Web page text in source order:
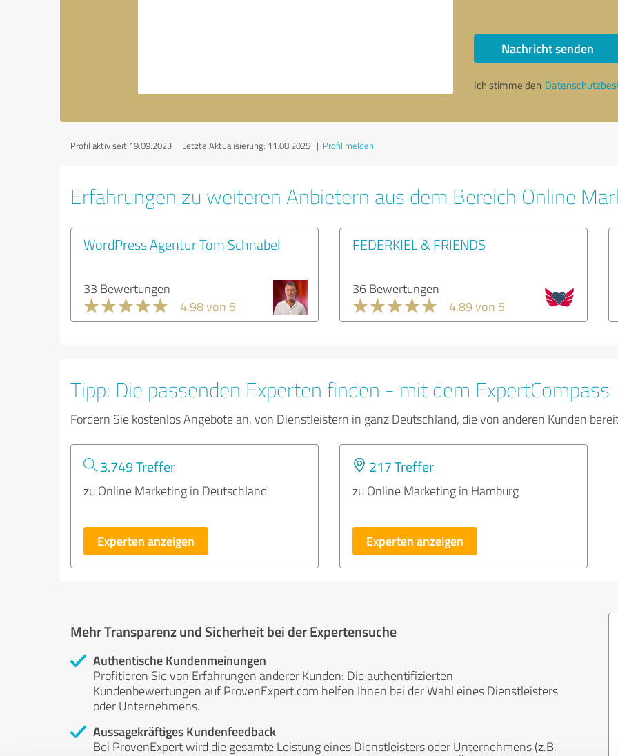
Nachricht senden
Ich stimme den
Profil aktiv seit 19.09.2023 | Letzte Aktualisierung: 11.08.2025 | Profil melden
Erfahrungen zu weiteren Anbietern aus dem Bereich Online
WordPress Agentur Tom Schnabel
33 Bewertungen
4.98 von 5
FEDERKIEL & FRIENDS
36 Bewertungen
4.89 von 5
Tipp: Die passenden Experten finden - mit dem ExpertCompass
Fordern Sie kostenlos Angebote an, von Dienstleistern in ganz Deutschland, die von anderen Kunden
3.749 Treffer
zu Online Marketing in Deutschland
Experten anzeigen
217 Treffer
zu Online Marketing in Hamburg
Experten anzeigen
Mehr Transparenz und Sicherheit bei der Expertensuche
Authentische Kundenmeinungen
Profitieren Sie von Erfahrungen anderer Kunden: Die authentifizierten
Kundenbewertungen auf ProvenExpert.com helfen Ihnen bei der Wahl eines Dienstleisters
oder Unternehmens.
Aussagekräftiges Kundenfeedback
Bei ProvenExpert wird die gesamte Leistung eines Dienstleisters oder Unternehmens (z.B.